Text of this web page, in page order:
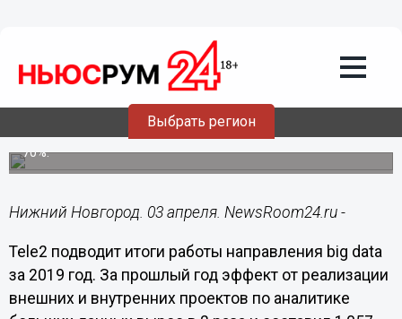
Выбрать регион
03.04.202015:30
Выручка Tele2 от аналитики больших
данных выросла в 2 раза
При этом доход от внешней монетизации увеличился на
70%.
Нижний Новгород. 03 апреля. NewsRoom24.ru -
Tele2 подводит итоги работы направления big data
за 2019 год. За прошлый год эффект от реализации
внешних и внутренних проектов по аналитике